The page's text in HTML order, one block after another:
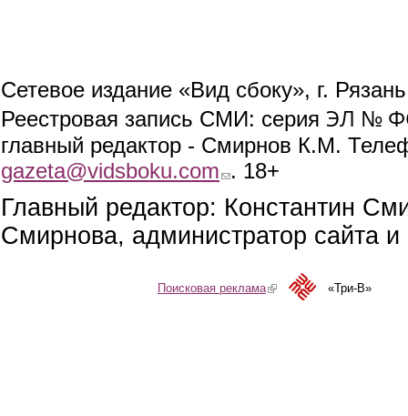
Сетевое издание «Вид сбоку», г.
Реестровая запись СМИ: серия ЭЛ №
главный редактор - Смирнов К.М.
gazeta@vidsboku.com (link sends e-mail)
. 18+
Главный редактор: Константин
Смирнова, администратор сайта
Поисковая реклама(link is external)«Три-В»